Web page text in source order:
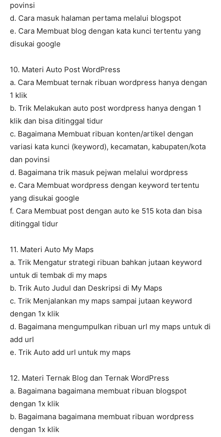
povinsi
d. Cara masuk halaman pertama melalui blogspot
e. Cara Membuat blog dengan kata kunci tertentu yang
disukai google
10. Materi Auto Post WordPress
a. Cara Membuat ternak ribuan wordpress hanya dengan
1 klik
b. Trik Melakukan auto post wordpress hanya dengan 1
klik dan bisa ditinggal tidur
c. Bagaimana Membuat ribuan konten/artikel dengan
variasi kata kunci (keyword), kecamatan, kabupaten/kota
dan povinsi
d. Bagaimana trik masuk pejwan melalui wordpress
e. Cara Membuat wordpress dengan keyword tertentu
yang disukai google
f. Cara Membuat post dengan auto ke 515 kota dan bisa
ditinggal tidur
11. Materi Auto My Maps
a. Trik Mengatur strategi ribuan bahkan jutaan keyword
untuk di tembak di my maps
b. Trik Auto Judul dan Deskripsi di My Maps
c. Trik Menjalankan my maps sampai jutaan keyword
dengan 1x klik
d. Bagaimana mengumpulkan ribuan url my maps untuk di
add url
e. Trik Auto add url untuk my maps
12. Materi Ternak Blog dan Ternak WordPress
a. Bagaimana bagaimana membuat ribuan blogspot
dengan 1x klik
b. Bagaimana bagaimana membuat ribuan wordpress
dengan 1x klik